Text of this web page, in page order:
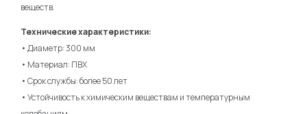
веществ.
Технические характеристики:
• Диаметр: 300 мм
• Материал: ПВХ
• Срок службы: более 50 лет
• Устойчивость к химическим веществам и температурным